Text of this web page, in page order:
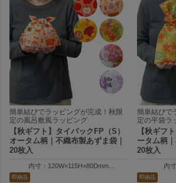
簡単結びでラッピングが完成！秋限
定の風呂敷風ラッピング
【秋ギフト】タイパックFP（S）
オータム柄｜不織布製あずま袋｜
20枚入
内寸：120W×115H×80Dmm
外寸：120W×130H×80Dmm
即納品
簡単結びで
定の平袋ラ
【秋ギフ
ータム柄
20枚入
内
即納品